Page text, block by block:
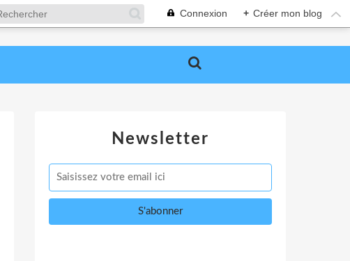
Connexion + Créer mon blog
Newsletter